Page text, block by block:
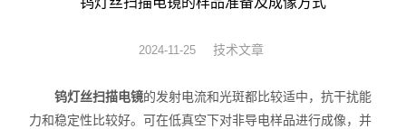
电镜附件及制样设备
其他设备
2024-11-25 技术文章
钨灯丝扫描电镜的发射电流和光斑都比较适中，抗干扰能
力和稳定性比较好。可在低真空下对非导电样品进行成像，并